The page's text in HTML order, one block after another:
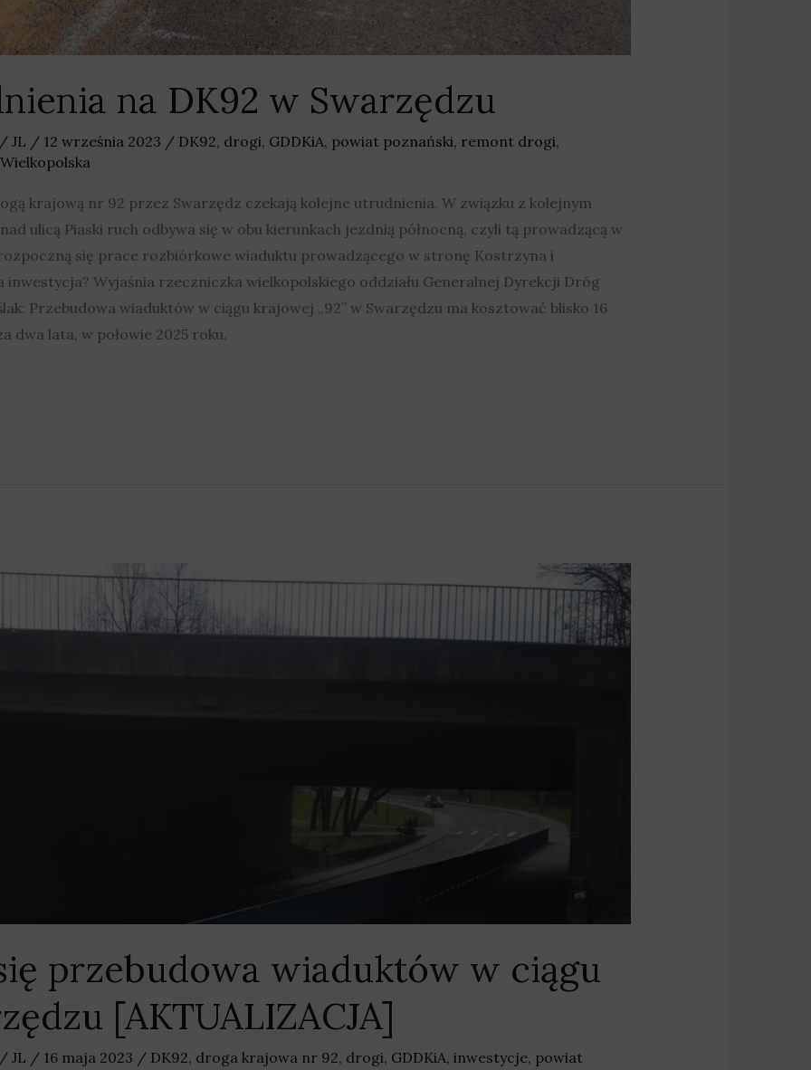
na DK92 w Swarzędzu
/ JL / 12 września 2023 / DK92, drogi, GDDKiA, powiat poznański, remont drogi,
Wielkopolska
krajową nr 92 przez Swarzędz czekają kolejne utrudnienia. W związku z kolejnym
ulicą Piaski ruch odbywa się w obu kierunkach jezdnią północną, czyli tą prowadzącą w
się prace rozbiórkowe wiaduktu prowadzącego w stronę Kostrzyna i
inwestycja? Wyjaśnia rzeczniczka wielkopolskiego oddziału Generalnej Dyrekcji Dróg
Przebudowa wiaduktów w ciągu krajowej „92” w Swarzędzu ma kosztować blisko 16
dwa lata, w połowie 2025 roku.
przebudowa wiaduktów w ciągu
[AKTUALIZACJA]
/ JL / 16 maja 2023 / DK92, droga krajowa nr 92, drogi, GDDKiA, inwestycje, powiat